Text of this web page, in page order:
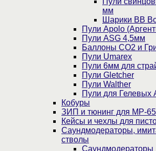
мм
Шарики BB
Пули Apolo
Пули ASG 4,5мм
Баллоны CO2 и
Пули Umarex
Пули 6мм для
Пули Gletcher
Пули Walther
Пули для Гелевых
Кобуры
ЗИП и тюнинг для МР-
Кейсы и чехлы для
Саундмодераторы,
стволы
Саундмодераторы